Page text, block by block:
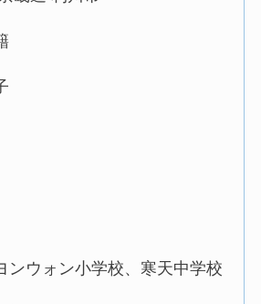
ンウォン小学校、寒天中学校